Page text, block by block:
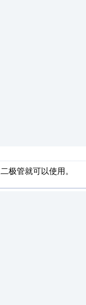
极管就可以使用。